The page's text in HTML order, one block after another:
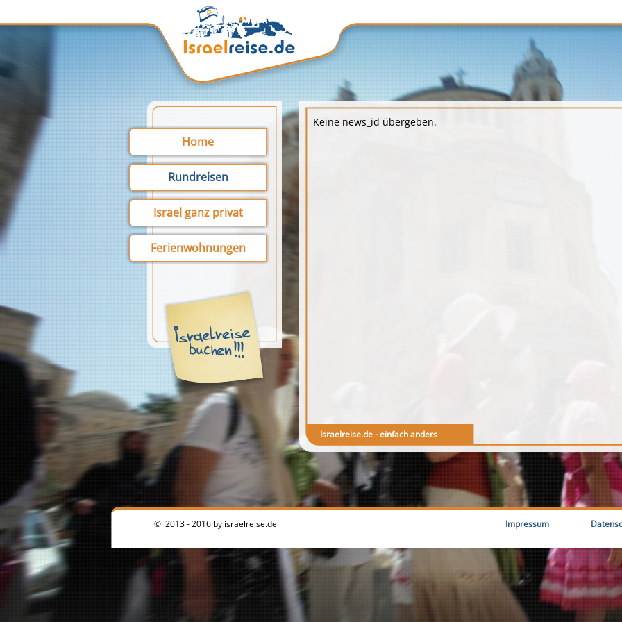
Home
Rundreisen
Israel ganz privat
Ferienwohnungen
Keine news_id übergeben.
Israelreise.de - einfach anders
© 2013 - 2016 by israelreise.de Impressum